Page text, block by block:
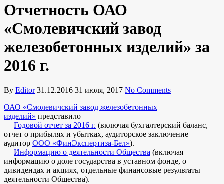
Отчетность ОАО
«Смолевичский завод
железобетонных изделий» за
2016 г.
By Editor 31.12.2016 31 июля, 2017 No Comments
ОАО «Смолевичский завод железобетонных
изделий» представило
— Годовой отчет за 2016 г. (включая бухгалтерский баланс,
отчет о прибылях и убытках, аудиторское заключение —
аудитор ООО «ФинЭкспертиза-Бел»).
— Информацию о деятельности Общества (включая
информацию о доле государства в уставном фонде, о
дивидендах и акциях, отдельные финансовые результаты
деятельности Общества).